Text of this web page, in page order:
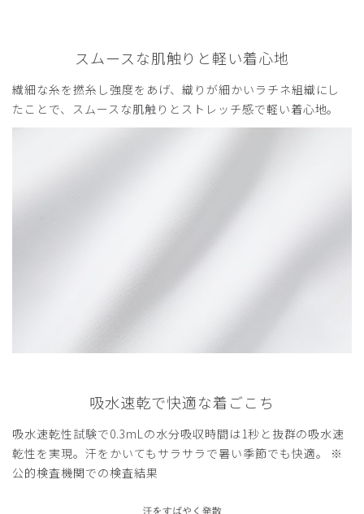
スムースな肌触りと軽い着心地
繊細な糸を撚糸し強度をあげ、織りが細かいラチネ組織にし
たことで、スムースな肌触りとストレッチ感で軽い着心地。
吸水速乾で快適な着ごこち
吸水速乾性試験で0.3mLの水分吸収時間は1秒と抜群の吸水速
乾性を実現。汗をかいてもサラサラで暑い季節でも快適。 ※
公的検査機関での検査結果